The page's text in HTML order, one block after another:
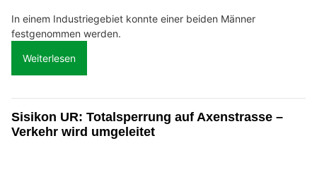
In einem Industriegebiet konnte einer beiden Männer
festgenommen werden.
Weiterlesen
Sisikon UR: Totalsperrung auf Axenstrasse –
Verkehr wird umgeleitet